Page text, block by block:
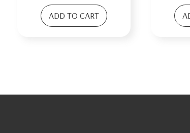
ADD TO CART